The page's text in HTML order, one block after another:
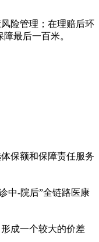
险管理；在理赔后环
最后一百米。
保额和保障责任服务
中-院后”全链路医康
成一个较大的价差